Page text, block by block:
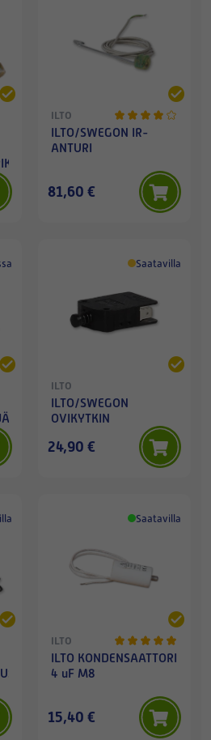
ILTO
ILTO/SWEGON IR-
ANTURI
81,60 €
Saatavilla
ILTO
ILTO/SWEGON
OVIKYTKIN
24,90 €
Saatavilla
ILTO
ILTO KONDENSAATTORI
4 uF M8
15,40 €